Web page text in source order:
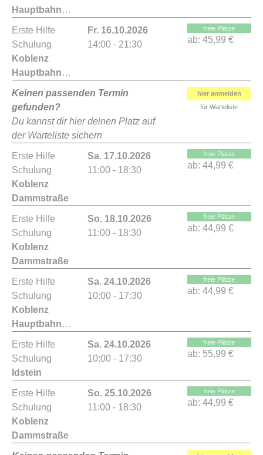
Hauptbahnhof
Erste Hilfe
Schulung
Koblenz
Hauptbahnhof
Fr. 16.10.2026
14:00 - 21:30
freie Plätze
ab: 45,99 €
Keinen passenden Termin
gefunden?
Du kannst dir hier deinen Platz auf
der Warteliste sichern
hier anmelden
für Warteliste
Erste Hilfe
Schulung
Koblenz
Dammstraße
Sa. 17.10.2026
11:00 - 18:30
freie Plätze
ab: 44,99 €
Erste Hilfe
Schulung
Koblenz
Dammstraße
So. 18.10.2026
11:00 - 18:30
freie Plätze
ab: 44,99 €
Erste Hilfe
Schulung
Koblenz
Hauptbahnhof
Sa. 24.10.2026
10:00 - 17:30
freie Plätze
ab: 44,99 €
Erste Hilfe
Schulung
Idstein
Sa. 24.10.2026
10:00 - 17:30
freie Plätze
ab: 55,99 €
Erste Hilfe
Schulung
Koblenz
Dammstraße
So. 25.10.2026
11:00 - 18:30
freie Plätze
ab: 44,99 €